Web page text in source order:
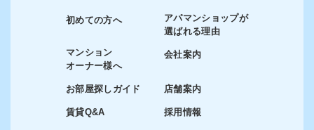
初めての方へ
マンション
オーナー様へ
お部屋探しガイド
賃貸Q&A
アパマンショップが
選ばれる理由
会社案内
店舗案内
採用情報